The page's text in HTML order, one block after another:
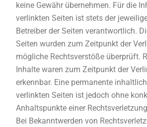
keine Gewähr übernehmen. Für die
verlinkten Seiten ist stets der
Betreiber der Seiten verantwortlich.
Seiten wurden zum Zeitpunkt der
mögliche Rechtsverstöße überprüft.
Inhalte waren zum Zeitpunkt der
erkennbar. Eine permanente
verlinkten Seiten ist jedoch ohne
Anhaltspunkte einer
Bei Bekanntwerden von